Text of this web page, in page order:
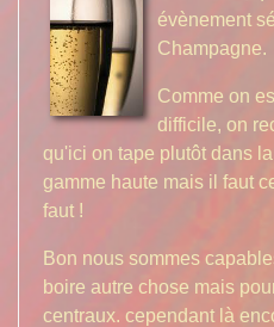
évènement
Champagne.
Comme on
difficile, on
qu'ici on tape plutôt dans la
gamme haute mais il faut
faut !
Bon nous sommes
boire autre chose mais
centraux. cependant là